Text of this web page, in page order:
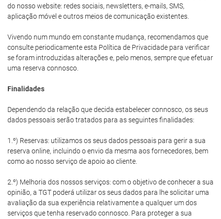
do nosso website: redes sociais, newsletters, e-mails, SMS,
aplicação móvel e outros meios de comunicação existentes.
Vivendo num mundo em constante mudança, recomendamos que
consulte periodicamente esta Política de Privacidade para verificar
se foram introduzidas alterações e, pelo menos, sempre que efetuar
uma reserva connosco.
Finalidades
Dependendo da relação que decida estabelecer connosco, os seus
dados pessoais serão tratados para as seguintes finalidades:
1.º) Reservas: utilizamos os seus dados pessoais para gerir a sua
reserva online, incluindo o envio da mesma aos fornecedores, bem
como ao nosso serviço de apoio ao cliente.
2.º) Melhoria dos nossos serviços: com o objetivo de conhecer a sua
opinião, a TGT poderá utilizar os seus dados para lhe solicitar uma
avaliação da sua experiência relativamente a qualquer um dos
serviços que tenha reservado connosco. Para proteger a sua